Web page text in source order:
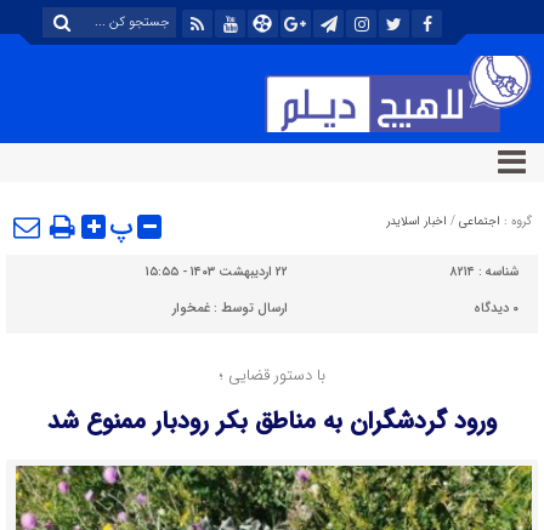
گروه : اجتماعی / اخبار اسلایدر پ
شناسه : ۸۲۱۴
۲۲ اردیبهشت ۱۴۰۳ - ۱۵:۵۵
۰ دیدگاه ارسال توسط :غمخوار
با دستور قضایی ؛
ورود گردشگران به مناطق بکر رودبار ممنوع شد